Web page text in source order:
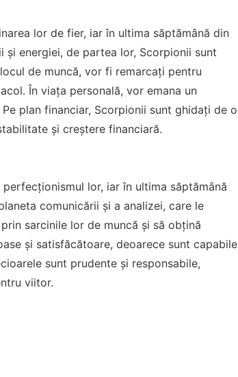
lor de fier, iar în ultima săptămână din
energiei, de partea lor, Scorpionii sunt
de muncă, vor fi remarcați pentru
În viața personală, vor emana un
plan financiar, Scorpionii sunt ghidați de o
și creștere financiară.
lor, iar în ultima săptămână
comunicării și a analizei, care le
sarcinile lor de muncă și să obțină
și satisfăcătoare, deoarece sunt capabile
sunt prudente și responsabile,
viitor.